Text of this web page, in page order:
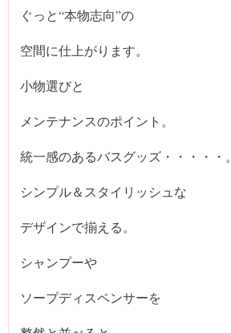
ぐっと“本物志向”の
空間に仕上がります。
小物選びと
メンテナンスのポイント。
統一感のあるバスグッズ・・・・・。
シンプル＆スタイリッシュな
デザインで揃える。
シャンプーや
ソープディスペンサーを